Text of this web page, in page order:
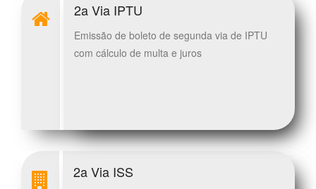
2a Via IPTU
Emissão de boleto de segunda via de IPTU
com cálculo de multa e juros
2a Via ISS